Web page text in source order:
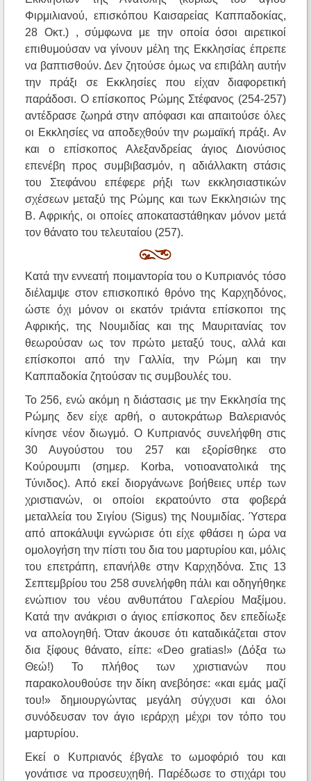
Φιρμιλιανού, επισκόπου Καισαρείας Καππαδοκίας,
28 Οκτ.) , σύμφωνα με την οποία όσοι αιρετικοί
επιθυμούσαν να γίνουν μέλη της Εκκλησίας έπρεπε
να βαπτισθούν. Δεν ζητούσε όμως να επιβάλη αυτήν
την πράξι σε Εκκλησίες που είχαν διαφορετική
παράδοσι. Ο επίσκοπος Ρώμης Στέφανος (254-257)
αντέδρασε ζωηρά στην απόφασι και απαιτούσε όλες
οι Εκκλησίες να αποδεχθούν την ρωμαϊκή πράξι. Αν
και ο επίσκοπος Αλεξανδρείας άγιος Διονύσιος
επενέβη προς συμβιβασμόν, η αδιάλλακτη στάσις
του Στεφάνου επέφερε ρήξι των εκκλησιαστικών
σχέσεων μεταξύ της Ρώμης και των Εκκλησιών της
Β. Αφρικής, οι οποίες αποκαταστάθηκαν μόνον μετά
τον θάνατο του τελευταίου (257).
Κατά την εννεατή ποιμαντορία του ο Κυπριανός τόσο
διέλαμψε στον επισκοπικό θρόνο της Καρχηδόνος,
ώστε όχι μόνον οι εκατόν τριάντα επίσκοποι της
Αφρικής, της Νουμιδίας και της Μαυριτανίας τον
θεωρούσαν ως τον πρώτο μεταξύ τους, αλλά και
επίσκοποι από την Γαλλία, την Ρώμη και την
Καππαδοκία ζητούσαν τις συμβουλές του.
Το 256, ενώ ακόμη η διάστασις με την Εκκλησία της
Ρώμης δεν είχε αρθή, ο αυτοκράτωρ Βαλεριανός
κίνησε νέον διωγμό. Ο Κυπριανός συνελήφθη στις
30 Αυγούστου του 257 και εξορίσθηκε στο
Κούρουμπι (σημερ. Korba, νοτιοανατολικά της
Τύνιδος). Από εκεί διοργάνωνε βοήθειες υπέρ των
χριστιανών, οι οποίοι εκρατούντο στα φοβερά
μεταλλεία του Σιγίου (Sigus) της Νουμιδίας. Ύστερα
από αποκάλυψι εγνώρισε ότι είχε φθάσει η ώρα να
ομολογήση την πίστι του δια του μαρτυρίου και, μόλις
του επετράπη, επανήλθε στην Καρχηδόνα. Στις 13
Σεπτεμβρίου του 258 συνελήφθη πάλι και οδηγήθηκε
ενώπιον του νέου ανθυπάτου Γαλερίου Μαξίμου.
Κατά την ανάκρισι ο άγιος επίσκοπος δεν επεδίωξε
να απολογηθή. Όταν άκουσε ότι καταδικάζεται στον
δια ξίφους θάνατο, είπε: «Deo gratias!» (Δόξα τω
Θεώ!) Το πλήθος των χριστιανών που
παρακολουθούσε την δίκη ανεβόησε: «και εμάς μαζί
του!» δημιουργώντας μεγάλη σύγχυσι και όλοι
συνόδευσαν τον άγιο ιεράρχη μέχρι τον τόπο του
μαρτυρίου.
Εκεί ο Κυπριανός έβγαλε το ωμοφόριό του και
γονάτισε να προσευχηθή. Παρέδωσε το στιχάρι του